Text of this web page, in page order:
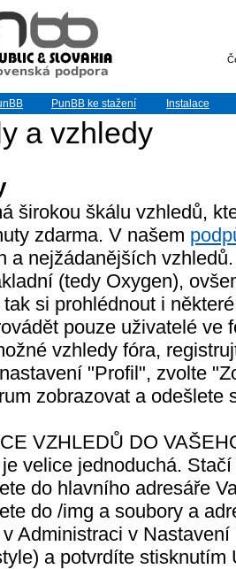
PunBB ke stažení Instalace
a vzhledy
širokou škálu vzhledů,
zdarma. V našem
a nejžádanějších
(tedy Oxygen),
si prohlédnout i
pouze uživatelé ve
vzhledy fóra,
"Profil", zvolte
zobrazovat a odešlete
VZHLEDŮ DO
velice jednoduchá.
do hlavního adresáře
do /img a soubory a
Administraci v
a potvrdíte